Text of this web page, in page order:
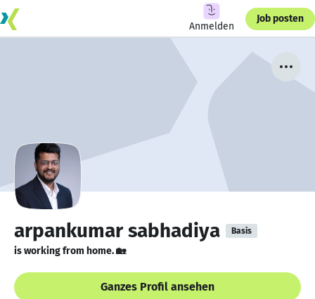
Anmelden
Job posten
arpankumar sabhadiya Basis
is working from home. 🏡
Ganzes Profil ansehen